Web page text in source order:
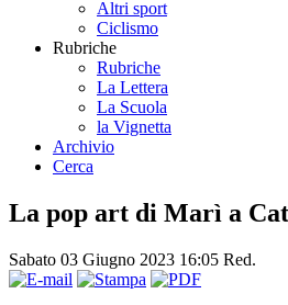
Altri sport
Ciclismo
Rubriche
Rubriche
La Lettera
La Scuola
la Vignetta
Archivio
Cerca
La pop art di Marì a
Sabato 03 Giugno 2023 16:05 Red.